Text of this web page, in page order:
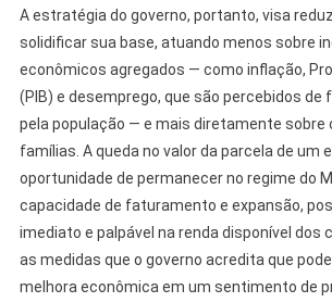
A estratégia do governo, portanto, visa
solidificar sua base, atuando menos sobre
econômicos agregados — como inflação,
(PIB) e desemprego, que são percebidos
pela população — e mais diretamente sobre
famílias. A queda no valor da parcela de um
oportunidade de permanecer no regime do
capacidade de faturamento e expansão,
imediato e palpável na renda disponível dos
as medidas que o governo acredita que
melhora econômica em um sentimento de